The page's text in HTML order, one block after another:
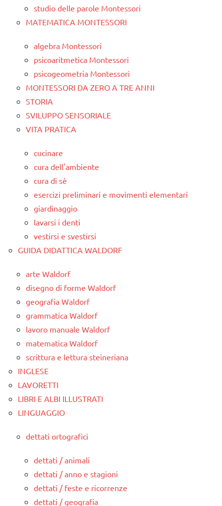
studio delle parole Montessori
MATEMATICA MONTESSORI
algebra Montessori
psicoaritmetica Montessori
psicogeometria Montessori
MONTESSORI DA ZERO A TRE ANNI
STORIA
SVILUPPO SENSORIALE
VITA PRATICA
cucinare
cura dell'ambiente
cura di sè
esercizi preliminari e movimenti elementari
giardinaggio
lavarsi i denti
vestirsi e svestirsi
GUIDA DIDATTICA WALDORF
arte Waldorf
disegno di forme Waldorf
geografia Waldorf
grammatica Waldorf
lavoro manuale Waldorf
matematica Waldorf
scrittura e lettura steineriana
INGLESE
LAVORETTI
LIBRI E ALBI ILLUSTRATI
LINGUAGGIO
dettati ortografici
dettati / animali
dettati / anno e stagioni
dettati / feste e ricorrenze
dettati / geografia